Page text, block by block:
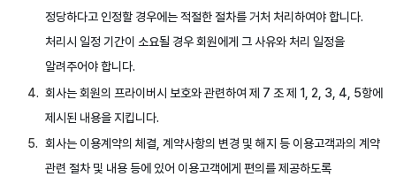
정당하다고 인정할 경우에는 적절한 절차를 거처 처리하여야 합니다.
처리시 일정 기간이 소요될 경우 회원에게 그 사유와 처리 일정을
알려주어야 합니다.
회사는 회원의 프라이버시 보호와 관련하여 제 7 조 제 1, 2, 3, 4, 5항에
제시된 내용을 지킵니다.
회사는 이용계약의 체결, 계약사항의 변경 및 해지 등 이용고객과의 계약
관련 절차 및 내용 등에 있어 이용고객에게 편의를 제공하도록